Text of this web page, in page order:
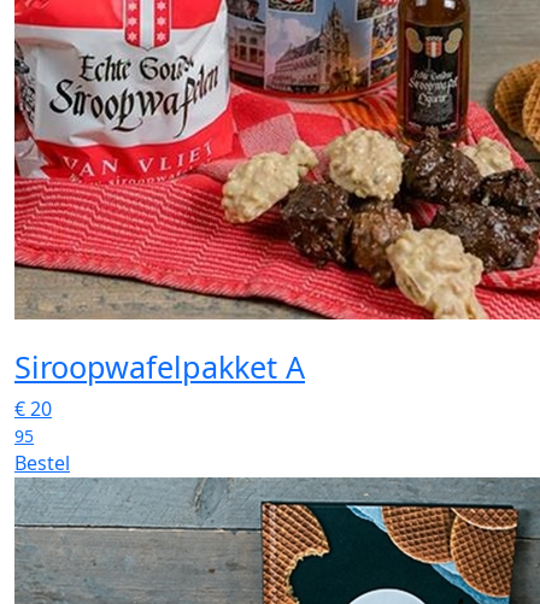
Siroopwafelpakket A
€20
95
Bestel